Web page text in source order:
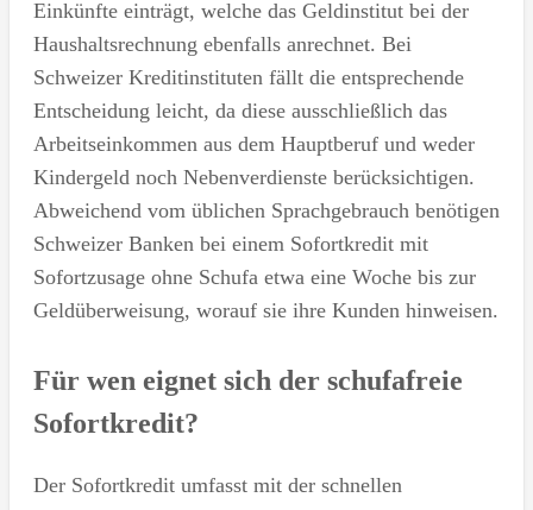
Einkünfte einträgt, welche das Geldinstitut bei der
Haushaltsrechnung ebenfalls anrechnet. Bei
Schweizer Kreditinstituten fällt die entsprechende
Entscheidung leicht, da diese ausschließlich das
Arbeitseinkommen aus dem Hauptberuf und weder
Kindergeld noch Nebenverdienste berücksichtigen.
Abweichend vom üblichen Sprachgebrauch benötigen
Schweizer Banken bei einem Sofortkredit mit
Sofortzusage ohne Schufa etwa eine Woche bis zur
Geldüberweisung, worauf sie ihre Kunden hinweisen.
Für wen eignet sich der schufafreie
Sofortkredit?
Der Sofortkredit umfasst mit der schnellen